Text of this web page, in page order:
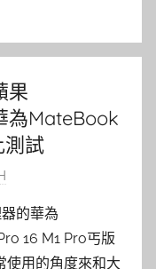
果
為MateBook
測試
的華為
16 M1 Pro丐版
使用的角度來和大